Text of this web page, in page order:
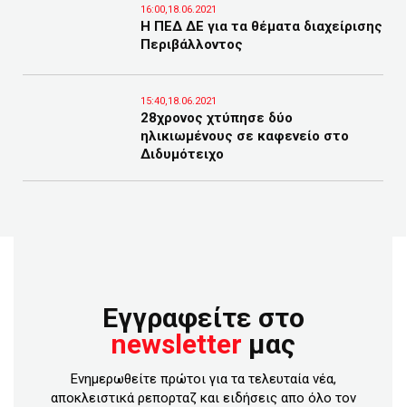
16:00,18.06.2021
Η ΠΕΔ ΔΕ για τα θέματα διαχείρισης
Περιβάλλοντος
15:40,18.06.2021
28χρονος χτύπησε δύο
ηλικιωμένους σε καφενείο στο
Διδυμότειχο
Εγγραφείτε στο
newsletter μας
Ενημερωθείτε πρώτοι για τα τελευταία νέα,
αποκλειστικά ρεπορταζ και ειδήσεις απο όλο τον